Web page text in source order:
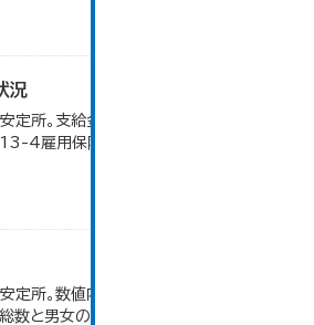
況
定所。支給金額の千円未満は四捨五
13-4雇用保険の給付状況」のデータを
定所。数値内の就職率は（就職者/新
数と男女の合計が一致しないのは、